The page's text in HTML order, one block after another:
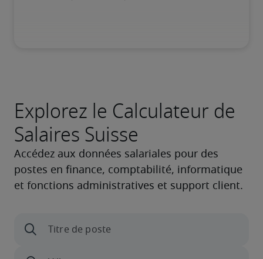
Explorez le Calculateur de
Salaires Suisse